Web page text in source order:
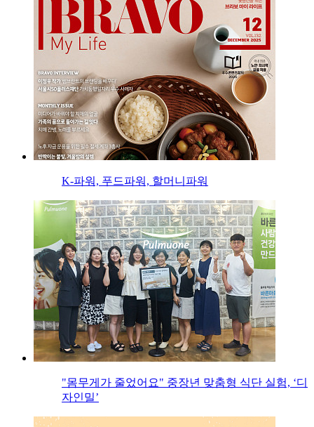
K-파워, 푸드파워, 할머니파워
"몸무게가 줄었어요" 중장년 맞춤형 식단 실험, ‘디
자인밀’